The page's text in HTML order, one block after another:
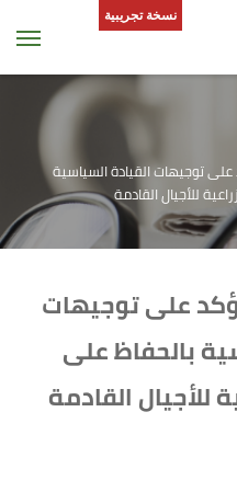
نسخة تجريبية
على توجيهات القيادة السياسية
للأجيال القادمة
على توجيهات
بالحفاظ على
للأجيال القادمة